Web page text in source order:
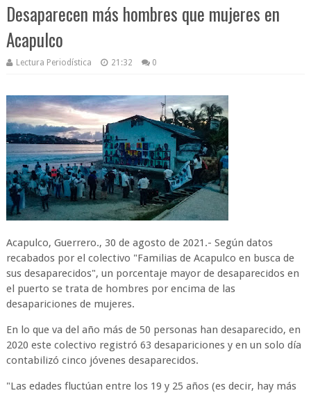
Desaparecen más hombres que mujeres en
Acapulco
Lectura Periodística 21:32 0
Acapulco, Guerrero., 30 de agosto de 2021.- Según datos
recabados por el colectivo "Familias de Acapulco en busca de
sus desaparecidos", un porcentaje mayor de desaparecidos en
el puerto se trata de hombres por encima de las
desapariciones de mujeres.
En lo que va del año más de 50 personas han desaparecido, en
2020 este colectivo registró 63 desapariciones y en un solo día
contabilizó cinco jóvenes desaparecidos.
"Las edades fluctúan entre los 19 y 25 años (es decir, hay más